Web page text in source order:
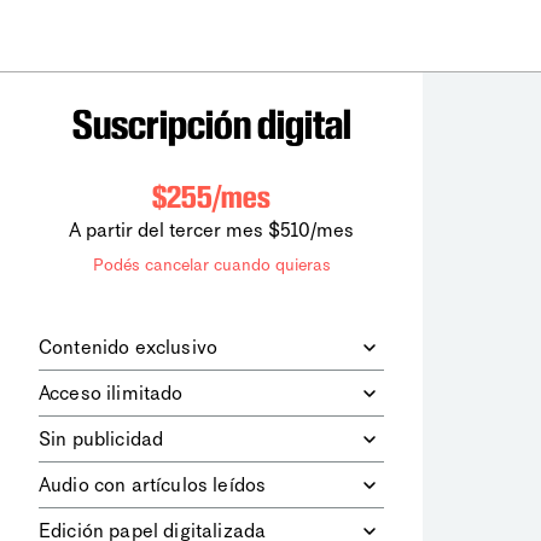
Suscripción digital
$255/mes
A partir del tercer mes $510/mes
Podés cancelar cuando quieras
Contenido exclusivo
digitales dela diaria
los contenidos de Le Monde
diplomatique.
Acceso ilimitado
contenidos.
Sin publicidad
publicitarios.
Audio con artículos leídos
Edición papel digitalizada